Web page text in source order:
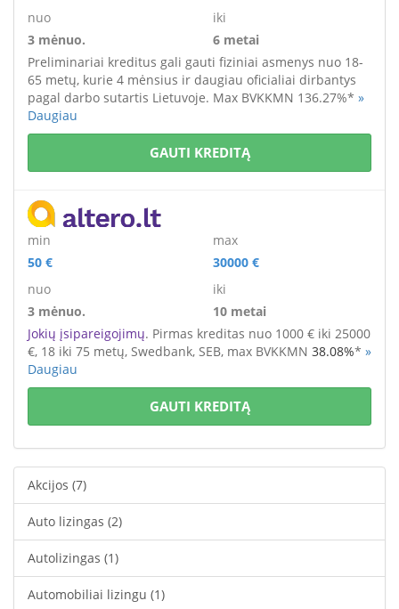
nuo
3 mėnuo.
iki
6 metai
Preliminariai kreditus gali gauti fiziniai asmenys nuo 18-
65 metų, kurie 4 mėnsius ir daugiau oficialiai dirbantys
pagal darbo sutartis Lietuvoje. Max BVKKMN 136.27%* »
Daugiau
GAUTI KREDITĄ
min
50 €
max
30000 €
nuo
3 mėnuo.
iki
10 metai
Jokių įsipareigojimų. Pirmas kreditas nuo 1000 € iki 25000
€, 18 iki 75 metų, Swedbank, SEB, max BVKKMN 38.08%* »
Daugiau
GAUTI KREDITĄ
Akcijos (7)
Auto lizingas (2)
Autolizingas (1)
Automobiliai lizingu (1)